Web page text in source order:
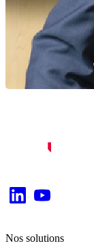
Nos solutions